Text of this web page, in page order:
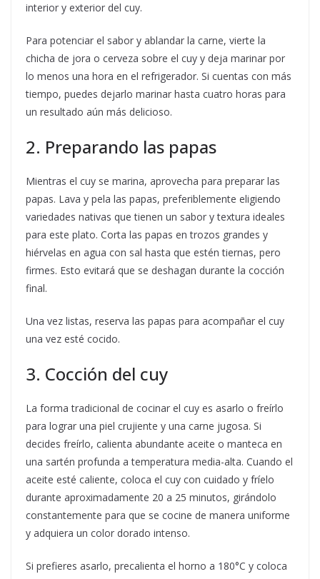
interior y exterior del cuy.
Para potenciar el sabor y ablandar la carne, vierte la
chicha de jora o cerveza sobre el cuy y deja marinar por
lo menos una hora en el refrigerador. Si cuentas con más
tiempo, puedes dejarlo marinar hasta cuatro horas para
un resultado aún más delicioso.
2. Preparando las papas
Mientras el cuy se marina, aprovecha para preparar las
papas. Lava y pela las papas, preferiblemente eligiendo
variedades nativas que tienen un sabor y textura ideales
para este plato. Corta las papas en trozos grandes y
hiérvelas en agua con sal hasta que estén tiernas, pero
firmes. Esto evitará que se deshagan durante la cocción
final.
Una vez listas, reserva las papas para acompañar el cuy
una vez esté cocido.
3. Cocción del cuy
La forma tradicional de cocinar el cuy es asarlo o freírlo
para lograr una piel crujiente y una carne jugosa. Si
decides freírlo, calienta abundante aceite o manteca en
una sartén profunda a temperatura media-alta. Cuando el
aceite esté caliente, coloca el cuy con cuidado y fríelo
durante aproximadamente 20 a 25 minutos, girándolo
constantemente para que se cocine de manera uniforme
y adquiera un color dorado intenso.
Si prefieres asarlo, precalienta el horno a 180°C y coloca